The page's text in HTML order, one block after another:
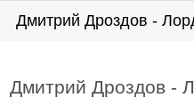
Дмитрий Дроздов -
Дмитрий Дроздов -